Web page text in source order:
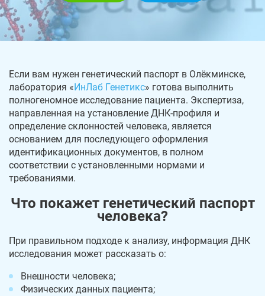
Если вам нужен генетический паспорт в Олёкминске,
лаборатория « ИнЛаб Генетикс» готова выполнить
полногеномное исследование пациента. Экспертиза,
направленная на установление ДНК-профиля и
определение склонностей человека, является
основанием для последующего оформления
идентификационных документов, в полном
соответствии с установленными нормами и
требованиями.
Что покажет генетический паспорт
человека?
При правильном подходе к анализу, информация ДНК
исследования может рассказать о:
Внешности человека;
Физических данных пациента;